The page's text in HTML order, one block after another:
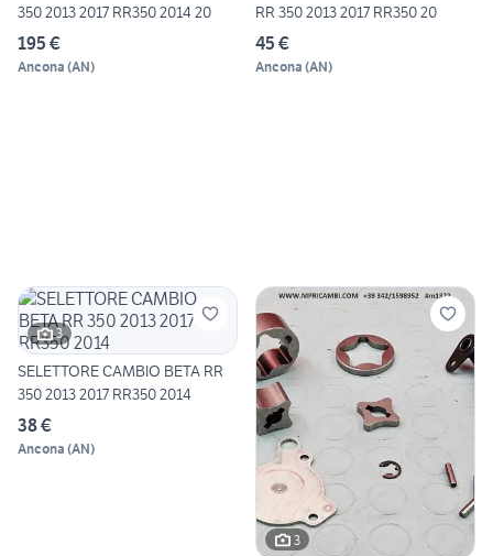
350 2013 2017 RR350 2014 20
195 €
Ancona (AN)
RR 350 2013 2017 RR350 20
45 €
Ancona (AN)
3
SELETTORE CAMBIO BETA RR
350 2013 2017 RR350 2014
38 €
Ancona (AN)
3